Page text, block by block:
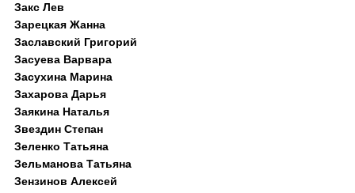
Закс Лев
Зарецкая Жанна
Заславский Григорий
Засуева Варвара
Засухина Марина
Захарова Дарья
Заякина Наталья
Звездин Степан
Зеленко Татьяна
Зельманова Татьяна
Зензинов Алексей